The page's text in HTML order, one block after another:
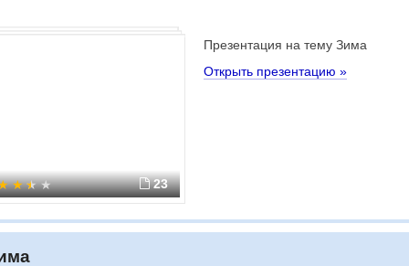
23
Презентация на тему Зима
Открыть презентацию »